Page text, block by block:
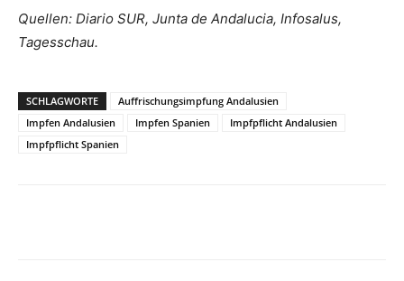
Quellen: Diario SUR, Junta de Andalucia, Infosalus,
Tagesschau.
SCHLAGWORTE
Auffrischungsimpfung Andalusien
Impfen Andalusien
Impfen Spanien
Impfpflicht Andalusien
Impfpflicht Spanien